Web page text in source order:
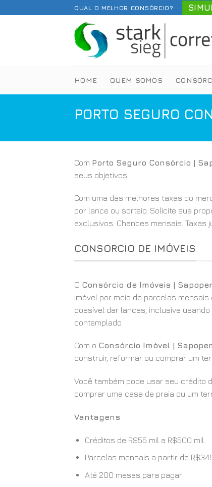
QUAL O MELHOR CONSÓRCIO?
HOME QUEM SOMOS
PORTO SEGURO
Com Porto Seguro Consórcio |
seus objetivos.
Com uma das melhores taxas do
por lance ou sorteio. Solicite sua
exclusivos. Chances mensais. Taxas
CONSORCIO DE IMÓVEIS
O Consórcio de Imóveis |
imóvel por meio de parcelas
possível dar lances, inclusive
contemplado.
Com o Consórcio Imóvel |
construir, reformar ou comprar um
Você também pode usar seu crédito
comprar uma casa de praia ou um
Vantagens
Créditos de R$55 mil a R$500 mil.
Parcelas mensais a partir de
Até 200 meses para pagar.